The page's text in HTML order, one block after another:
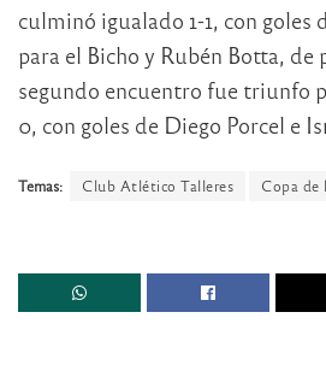
culminó igualado 1-1, con goles
para el Bicho y Rubén Botta, de
segundo encuentro fue triunfo
0, con goles de Diego Porcel e
Temas: Club Atlético Talleres Copa de